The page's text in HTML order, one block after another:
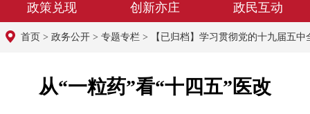
政策兑现 创新亦庄 政民互动
首页 > 政务公开 > 专题专栏 > 【已归档】学习贯彻党的十九届五中
从“一粒药”看“十四五”医改